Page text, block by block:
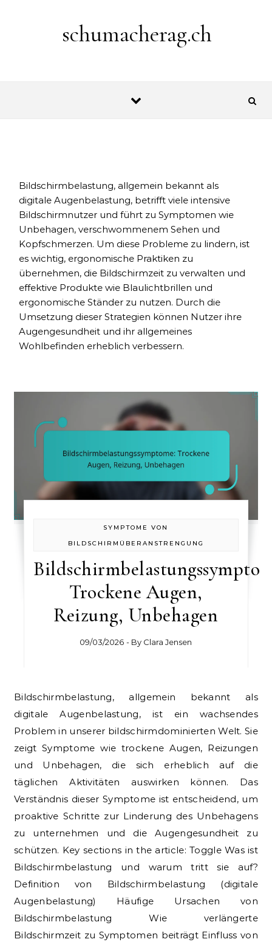
schumacherag.ch
Bildschirmbelastung, allgemein bekannt als
digitale Augenbelastung, betrifft viele intensive
Bildschirmnutzer und führt zu Symptomen wie
Unbehagen, verschwommenem Sehen und
Kopfschmerzen. Um diese Probleme zu lindern, ist
es wichtig, ergonomische Praktiken zu
übernehmen, die Bildschirmzeit zu verwalten und
effektive Produkte wie Blaulichtbrillen und
ergonomische Ständer zu nutzen. Durch die
Umsetzung dieser Strategien können Nutzer ihre
Augengesundheit und ihr allgemeines
Wohlbefinden erheblich verbessern.
SYMPTOME VON
BILDSCHIRMÜBERANSTRENGUNG
Trockene Augen,
Reizung, Unbehagen
09/03/2026 - By Clara Jensen
Bildschirmbelastung, allgemein bekannt als
digitale Augenbelastung, ist ein wachsendes
Problem in unserer bildschirmdominierten Welt. Sie
zeigt Symptome wie trockene Augen, Reizungen
und Unbehagen, die sich erheblich auf die
täglichen Aktivitäten auswirken können. Das
Verständnis dieser Symptome ist entscheidend, um
proaktive Schritte zur Linderung des Unbehagens
zu unternehmen und die Augengesundheit zu
schützen. Key sections in the article: Toggle Was ist
Bildschirmbelastung und warum tritt sie auf?
Definition von Bildschirmbelastung (digitale
Augenbelastung) Häufige Ursachen von
Bildschirmbelastung Wie verlängerte
Bildschirmzeit zu Symptomen beiträgt Einfluss von